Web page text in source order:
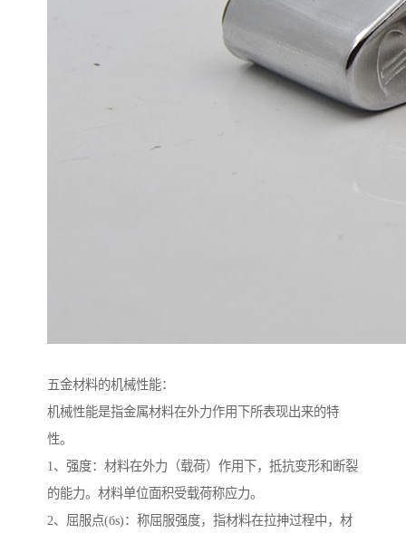
五金材料的机械性能：
机械性能是指金属材料在外力作用下所表现出来的特
性。
1、强度：材料在外力（载荷）作用下，抵抗变形和断裂
的能力。材料单位面积受载荷称应力。
2、屈服点(бs)：称屈服强度，指材料在拉抻过程中，材